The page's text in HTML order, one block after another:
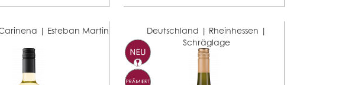
| Esteban Martin
Deutschland | Rheinhessen |
Schräglage